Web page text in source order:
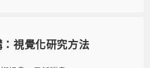
視覺化研究方法